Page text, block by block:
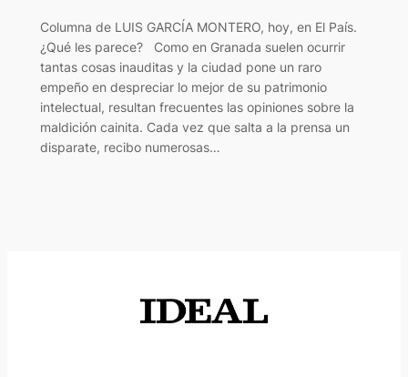
Columna de LUIS GARCÍA MONTERO, hoy, en El País.
¿Qué les parece? Como en Granada suelen ocurrir
tantas cosas inauditas y la ciudad pone un raro
empeño en despreciar lo mejor de su patrimonio
intelectual, resultan frecuentes las opiniones sobre la
maldición cainita. Cada vez que salta a la prensa un
disparate, recibo numerosas…